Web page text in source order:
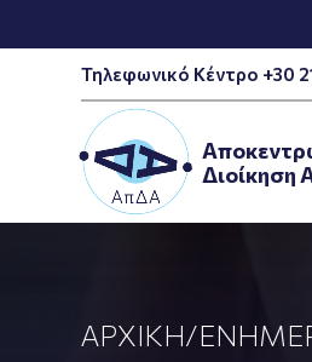
Τηλεφωνικό Κέντρο +30
Διοίκηση
ΑΡΧΙΚΉ/